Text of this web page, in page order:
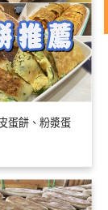
蛋餅、粉漿蛋